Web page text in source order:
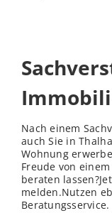
Nach einem
auch Sie in
Wohnung
Freude von
beraten
melden.Nutzen
Beratungsservice.